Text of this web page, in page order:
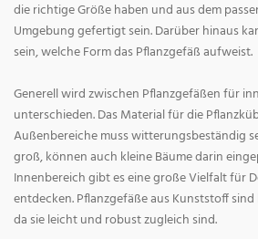
die richtige Größe haben und aus dem
Umgebung gefertigt sein. Darüber hinaus
sein, welche Form das Pflanzgefäß aufweist.
Generell wird zwischen Pflanzgefäßen für
unterschieden. Das Material für die
Außenbereiche muss witterungsbeständig
groß, können auch kleine Bäume darin
Innenbereich gibt es eine große Vielfalt für
entdecken. Pflanzgefäße aus Kunststoff
da sie leicht und robust zugleich sind.